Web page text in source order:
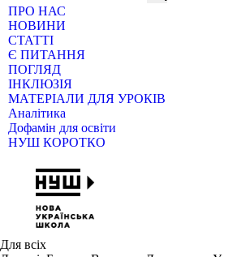
ПРО НАС
НОВИНИ
СТАТТІ
Є ПИТАННЯ
ПОГЛЯД
ІНКЛЮЗІЯ
МАТЕРІАЛИ ДЛЯ УРОКІВ
Аналітика
Дофамін для освіти
НУШ КОРОТКО
Для всіх